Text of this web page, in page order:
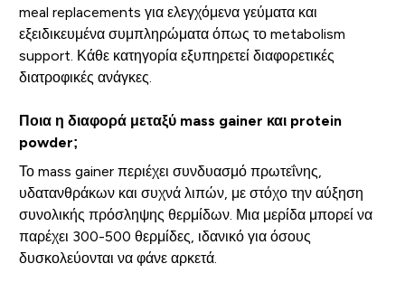
meal replacements για ελεγχόμενα γεύματα και
εξειδικευμένα συμπληρώματα όπως το metabolism
support. Κάθε κατηγορία εξυπηρετεί διαφορετικές
διατροφικές ανάγκες.
Ποια η διαφορά μεταξύ mass gainer και protein
powder;
Το mass gainer περιέχει συνδυασμό πρωτεΐνης,
υδατανθράκων και συχνά λιπών, με στόχο την αύξηση
συνολικής πρόσληψης θερμίδων. Μια μερίδα μπορεί να
παρέχει 300-500 θερμίδες, ιδανικό για όσους
δυσκολεύονται να φάνε αρκετά.